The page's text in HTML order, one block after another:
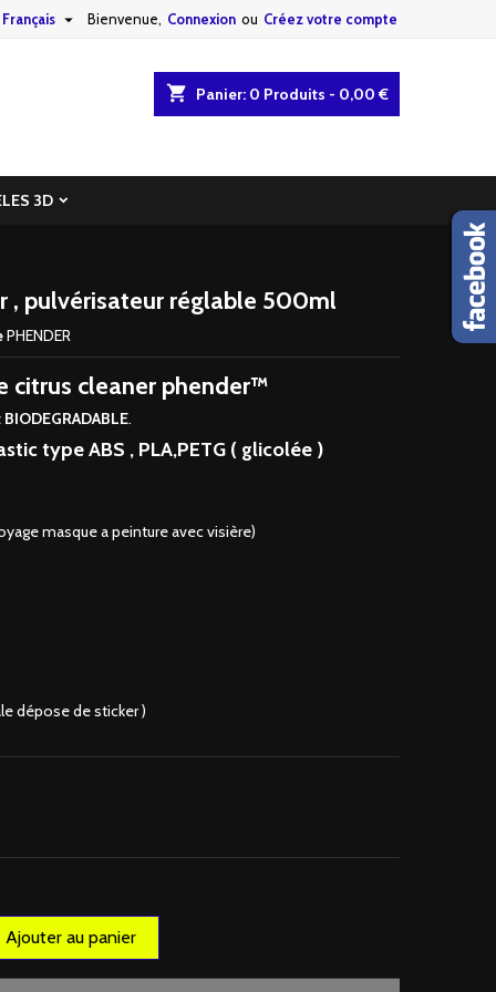
Bienvenue, Connexion ou Créez votre compte
Français 
shopping_cart Panier: 0 Produits - 0,00 €
3D
, pulvérisateur réglable 500ml
PHENDER
citrus cleaner phender™
.
type ABS , PLA,PETG ( glicolée )
masque a peinture avec visière)
dépose de sticker )
Ajouter au panier